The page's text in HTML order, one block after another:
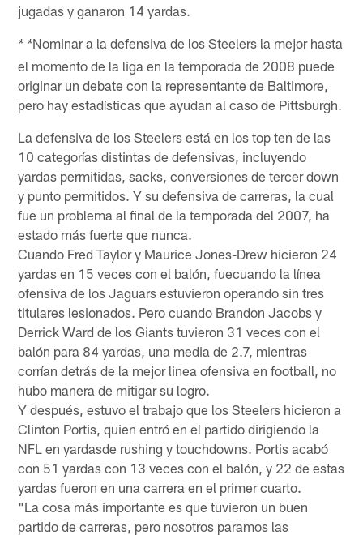
jugadas y ganaron 14 yardas.
* *Nominar a la defensiva de los Steelers la mejor hasta
el momento de la liga en la temporada de 2008 puede
originar un debate con la representante de Baltimore,
pero hay estadísticas que ayudan al caso de Pittsburgh.
La defensiva de los Steelers está en los top ten de las
10 categorías distintas de defensivas, incluyendo
yardas permitidas, sacks, conversiones de tercer down
y punto permitidos. Y su defensiva de carreras, la cual
fue un problema al final de la temporada del 2007, ha
estado más fuerte que nunca.
Cuando Fred Taylor y Maurice Jones-Drew hicieron 24
yardas en 15 veces con el balón, fuecuando la línea
ofensiva de los Jaguars estuvieron operando sin tres
titulares lesionados. Pero cuando Brandon Jacobs y
Derrick Ward de los Giants tuvieron 31 veces con el
balón para 84 yardas, una media de 2.7, mientras
corrían detrás de la mejor linea ofensiva en football, no
hubo manera de mitigar su logro.
Y después, estuvo el trabajo que los Steelers hicieron a
Clinton Portis, quien entró en el partido dirigiendo la
NFL en yardasde rushing y touchdowns. Portis acabó
con 51 yardas con 13 veces con el balón, y 22 de estas
yardas fueron en una carrera en el primer cuarto.
"La cosa más importante es que tuvieron un buen
partido de carreras, pero nosotros paramos las